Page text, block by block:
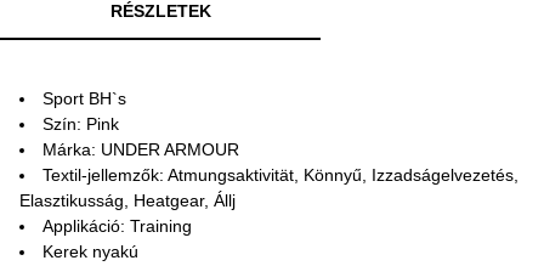
RÉSZLETEK
Sport BH`s
Szín: Pink
Márka: UNDER ARMOUR
Textil-jellemzők: Atmungsaktivität, Könnyű, Izzadságelvezetés,
Elasztikusság, Heatgear, Állj
Applikáció: Training
Kerek nyakú